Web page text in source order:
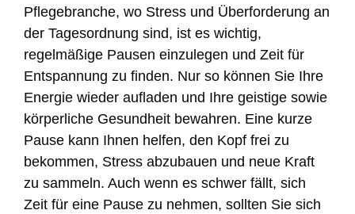
Pflegebranche, wo Stress und Überforderung an
der Tagesordnung sind, ist es wichtig,
regelmäßige Pausen einzulegen und Zeit für
Entspannung zu finden. Nur so können Sie Ihre
Energie wieder aufladen und Ihre geistige sowie
körperliche Gesundheit bewahren. Eine kurze
Pause kann Ihnen helfen, den Kopf frei zu
bekommen, Stress abzubauen und neue Kraft
zu sammeln. Auch wenn es schwer fällt, sich
Zeit für eine Pause zu nehmen, sollten Sie sich